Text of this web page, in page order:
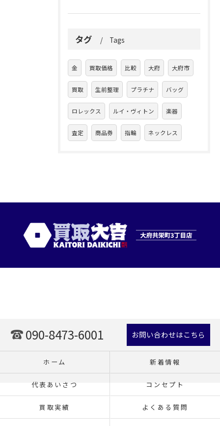
タグ Tags
金 買取価格 比較 大府 大府市
買取 生前整理 プラチナ バッグ
ロレックス ルイ・ヴィトン 楽器
査定 商品券 指輪 ネックレス
090-8473-6001 お問い合わせはこちら
ホーム 新着情報
代表あいさつ コンセプト
買取実績 よくある質問